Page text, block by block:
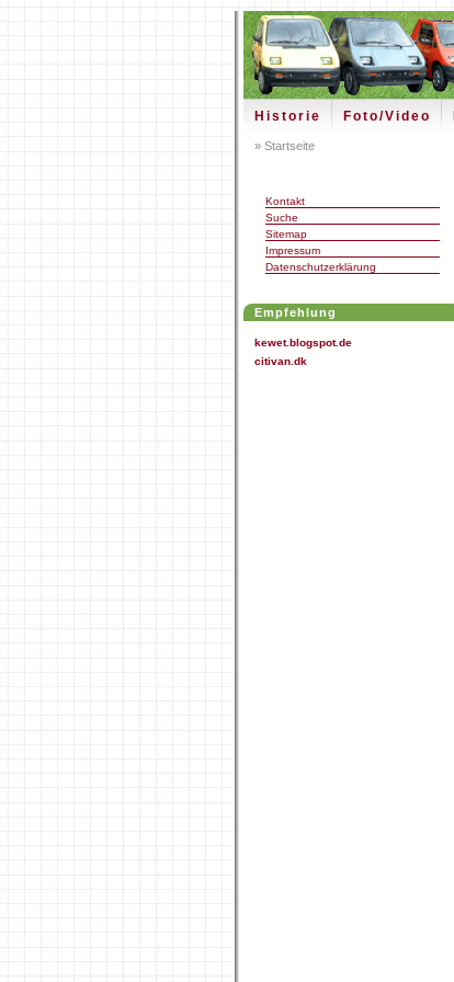
Historie Foto/Video
» Startseite
Kontakt
Suche
Sitemap
Impressum
Datenschutzerklärung
Empfehlung
kewet.blogspot.de
citivan.dk